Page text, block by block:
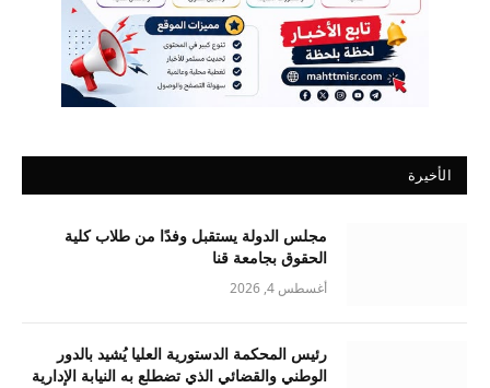
الأخيرة
مجلس الدولة يستقبل وفدًا من طلاب كلية
الحقوق بجامعة قنا
أغسطس 4, 2026
رئيس المحكمة الدستورية العليا يُشيد بالدور
الوطني والقضائي الذي تضطلع به النيابة الإدارية